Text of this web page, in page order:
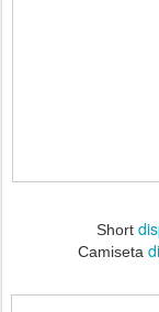
Short
Camiseta